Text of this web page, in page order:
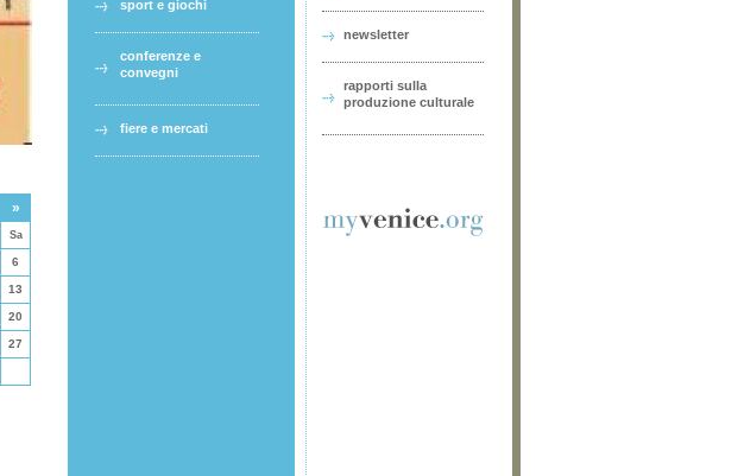
»
Sa
6
13
20
27
sport e giochi
conferenze e
convegni
fiere e mercati
newsletter
rapporti sulla
produzione culturale